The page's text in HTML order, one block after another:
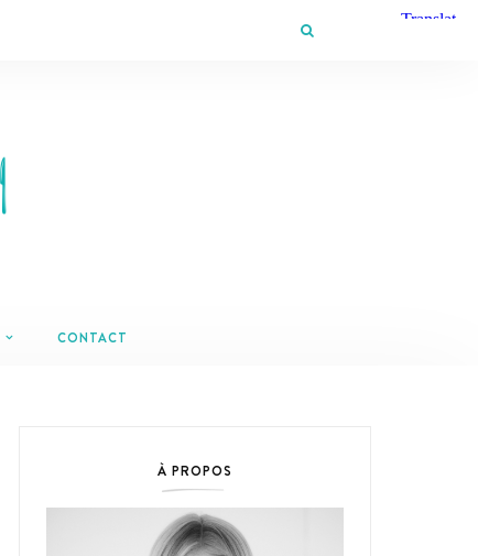
CONTACT
À PROPOS